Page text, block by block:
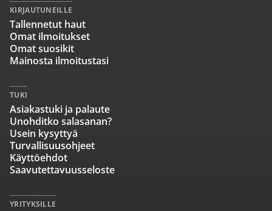
KIRJAUTUNEILLE
Tallennetut haut
Omat ilmoitukset
Omat suosikit
Mainosta ilmoitustasi
TUKI
Asiakastuki ja palaute
Unohditko salasanan?
Usein kysyttyä
Turvallisuusohjeet
Käyttöehdot
Saavutettavuusseloste
YRITYKSILLE